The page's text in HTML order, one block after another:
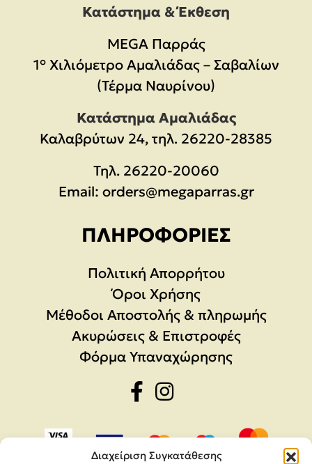
Διαχείριση Συγκατάθεσης
Κατάστημα & Έκθεση
MEGA Παρράς
1° Χιλιόμετρο Αμαλιάδας – Σαβαλίων
(Τέρμα Ναυρίνου)
Κατάστημα Αμαλιάδας
Καλαβρύτων 24, τηλ. 26220-28385
Τηλ. 26220-20060
Email: orders@megaparras.gr
ΠΛΗΡΟΦΟΡΊΕΣ
Πολιτική Απορρήτου
Όροι Χρήσης
Μέθοδοι Αποστολής & πληρωμής
Ακυρώσεις & Επιστροφές
Φόρμα Υπαναχώρησης